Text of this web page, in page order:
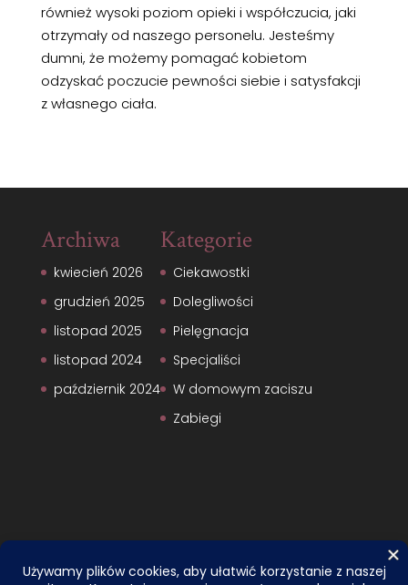
również wysoki poziom opieki i współczucia, jaki
otrzymały od naszego personelu. Jesteśmy
dumni, że możemy pomagać kobietom
odzyskać poczucie pewności siebie i satysfakcji
z własnego ciała.
Archiwa
kwiecień 2026
grudzień 2025
listopad 2025
listopad 2024
październik 2024
Kategorie
Ciekawostki
Dolegliwości
Pielęgnacja
Specjaliści
W domowym zaciszu
Zabiegi